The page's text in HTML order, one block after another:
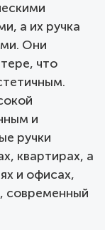
а их ручка
Они
что
и
ручки
квартирах, а
и офисах,
современный